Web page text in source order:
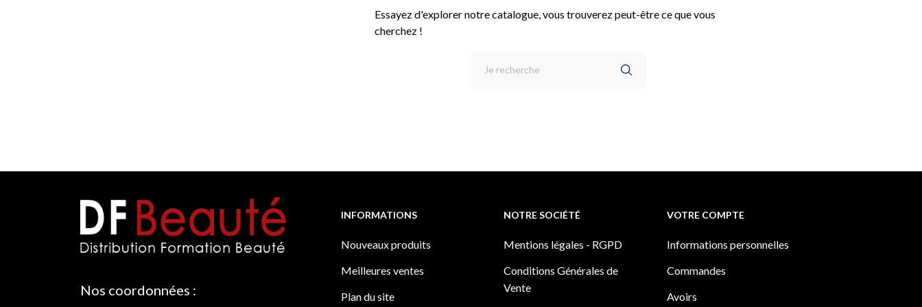
Essayez d'explorer notre catalogue, vous trouverez peut-être ce que vous
cherchez !
Nos coordonnées :
INFORMATIONS
Nouveaux produits
Meilleures ventes
Plan du site
NOTRE SOCIÉTÉ
Mentions légales - RGPD
Conditions Générales de
Vente
VOTRE COMPTE
Informations personnelles
Commandes
Avoirs